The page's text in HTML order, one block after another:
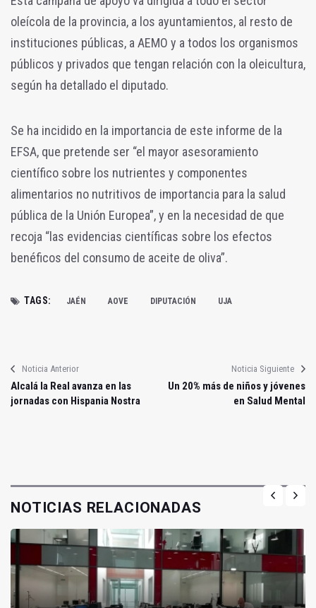
oleícola de la provincia, a los ayuntamientos, al resto de
instituciones públicas, a AEMO y a todos los organismos
públicos y privados que tengan relación con la oleicultura,
según ha detallado el diputado.
Se ha incidido en la importancia de este informe de la
EFSA, que pretende ser “el mayor asesoramiento
científico sobre los nutrientes y componentes
alimentarios no nutritivos de importancia para la salud
pública de la Unión Europea”, y en la necesidad de que
recoja “las evidencias científicas sobre los efectos
benéficos del consumo de aceite de oliva”.
TAGS: JAÉN AOVE DIPUTACIÓN UJA
Noticia Anterior
Alcalá la Real avanza en las
jornadas con Hispania Nostra
Noticia Siguiente
Un 20% más de niños y jóvenes
en Salud Mental
NOTICIAS RELACIONADAS